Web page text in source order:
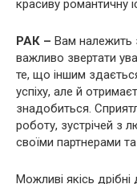
красиву романтичну
РАК – Вам належить
важливо звертати
те, що іншим
успіху, але й
знадобиться.
роботу, зустрічей з
своїми партнерами
Можливі якісь